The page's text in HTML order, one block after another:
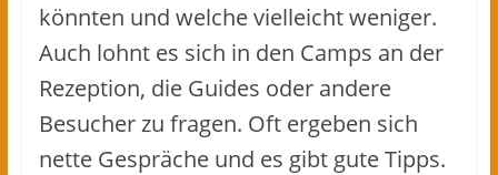
könnten und welche vielleicht weniger.
Auch lohnt es sich in den Camps an der
Rezeption, die Guides oder andere
Besucher zu fragen. Oft ergeben sich
nette Gespräche und es gibt gute Tipps.